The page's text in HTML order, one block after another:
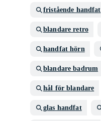
fristående handfat
blandare retro
handfat hörn
blandare badrum
hål för blandare
glas handfat